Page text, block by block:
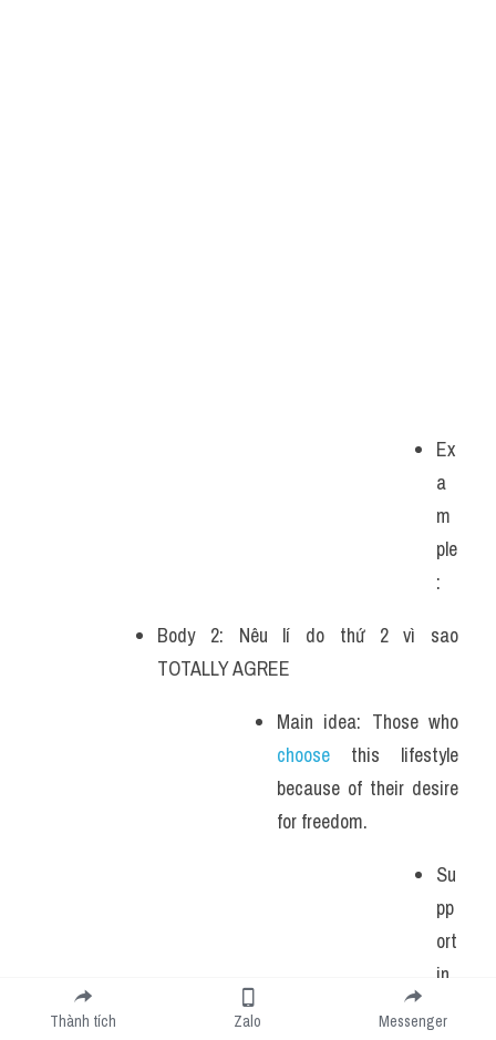
Ex
a
m
ple
:
Body 2: Nêu lí do thứ 2 vì sao
TOTALLY AGREE
choose this lifestyle
because of their desire
for freedom.
Su
pp
ort
in
Thành tích Zalo Messenger